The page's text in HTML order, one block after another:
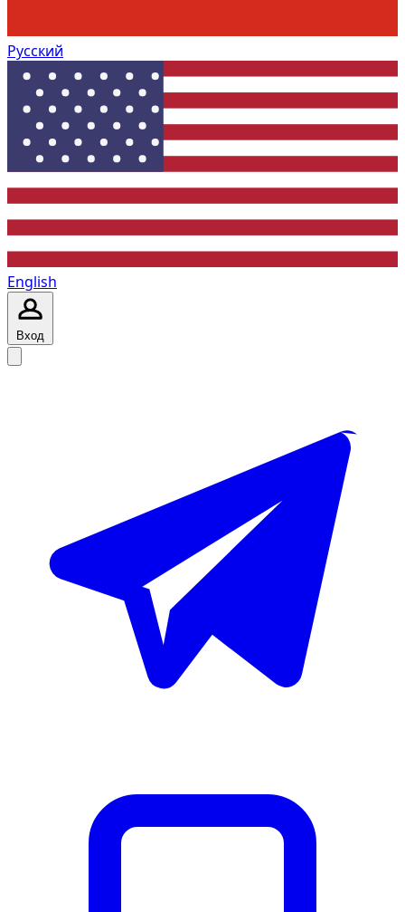
Русский
English
Вход